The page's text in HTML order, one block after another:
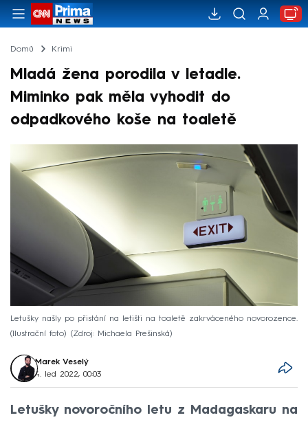
Domů Krimi
Mladá žena porodila v letadle.
Miminko pak měla vyhodit do
odpadkového koše na toaletě
Letušky našly po přistání na letišti na toaletě zakrváceného novorozence.
(Ilustrační foto)
Zdroj: Michaela Prešinská
Marek Veselý
4. led 2022, 00:03
Letušky novoročního letu z Madagaskaru na